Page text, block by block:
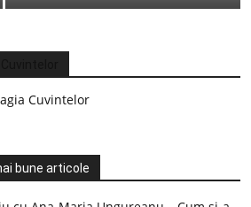
Cuvintelor
bune articole